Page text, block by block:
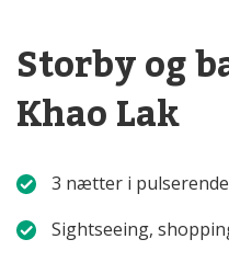
Storby og
Khao Lak
3 nætter i
Sightseeing,